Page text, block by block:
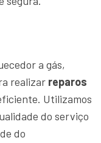
a gás,
realizar reparos
Utilizamos
do serviço
do